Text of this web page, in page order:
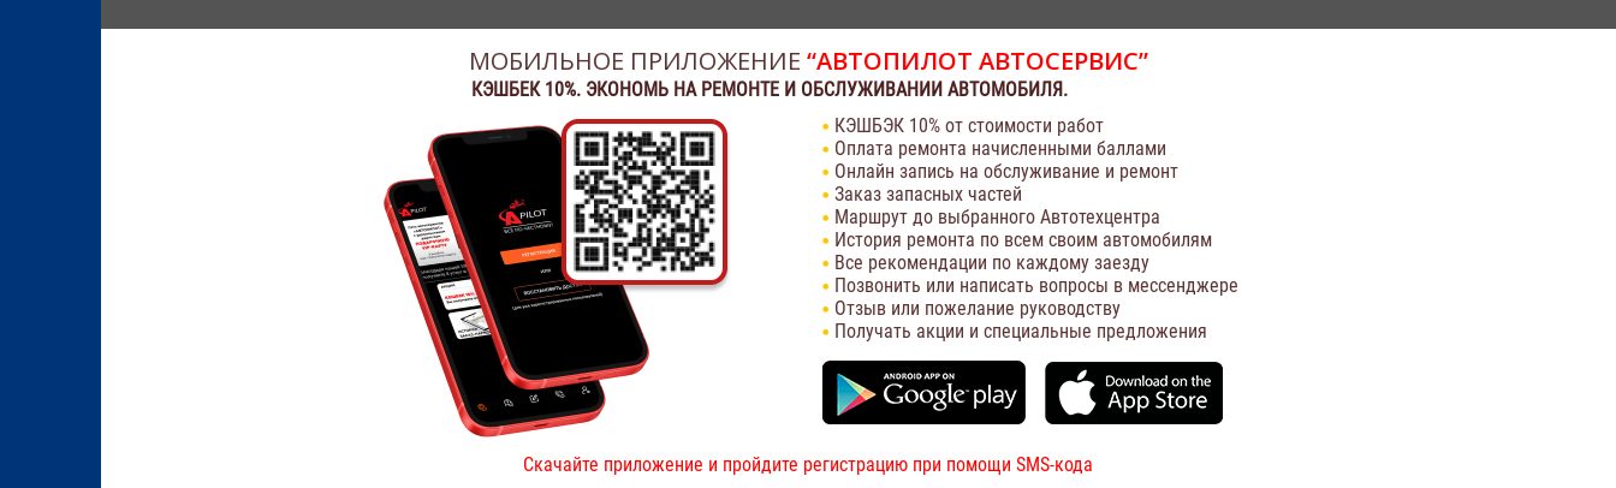
МОБИЛЬНОЕ ПРИЛОЖЕНИЕ “АВТОПИЛОТ АВТОСЕРВИС”
КЭШБЕК 10%. ЭКОНОМЬ НА РЕМОНТЕ И ОБСЛУЖИВАНИИ АВТОМОБИЛЯ.
КЭШБЭК 10% от стоимости работ
Оплата ремонта начисленными баллами
Онлайн запись на обслуживание и ремонт
Заказ запасных частей
Маршрут до выбранного Автотехцентра
История ремонта по всем своим автомобилям
Все рекомендации по каждому заезду
Позвонить или написать вопросы в мессенджере
Отзыв или пожелание руководству
Получать акции и специальные предложения
Скачайте приложение и пройдите регистрацию при помощи SMS-кода